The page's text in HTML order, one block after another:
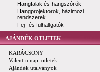
Hangfalak és hangszórók
Hangprojektorok, házimozi
rendszerek
Fej- és fülhallgatók
AJÁNDÉK ÖTLETEK
KARÁCSONY
Valentin napi ötletek
Ajándék utalványok